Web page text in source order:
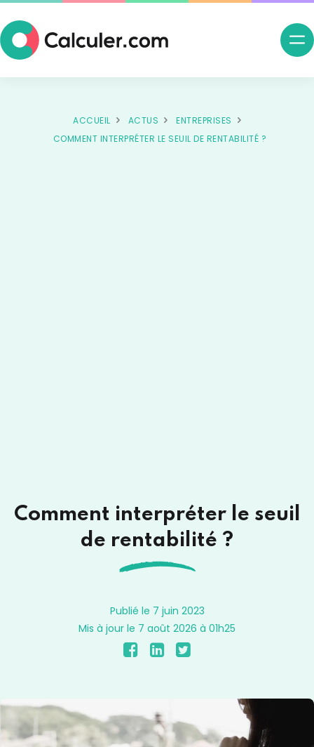
ACCUEIL ACTUS
ENTREPRISES
COMMENT INTERPRÉTER LE SEUIL DE RENTABILITÉ ?
Comment interpréter le seuil
de rentabilité ?
Publié le 7 juin 2023
Mis à jour le 7 août 2026 à 01h25